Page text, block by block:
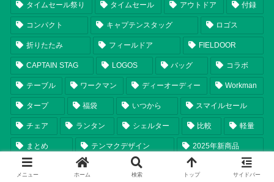
タイムセール祭り タイムセール アウトドア 付録
コンパクト キャプテンスタッグ ロゴス
折りたたみ フィールドア FIELDOOR
CAPTAIN STAG LOGOS バッグ コラボ
テーブル ワークマン ディーオーディー Workman
タープ 福袋 いつから スマイルセール
チェア ランタン シェルター 比較 軽量
まとめ テンマクデザイン 2025年新商品
2024年新商品 2026年新商品
メニュー ホーム 検索 トップ サイドバー